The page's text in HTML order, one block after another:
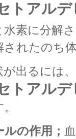
トアルデ
水素に分解
されたのち
出るには、
トアルデ
の作用；